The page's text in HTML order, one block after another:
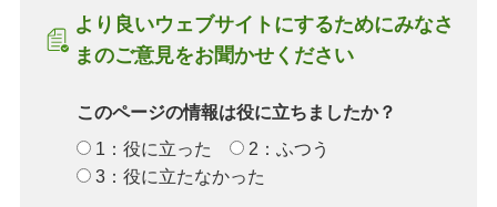
より良いウェブサイトにするためにみなさ
まのご意見をお聞かせください
このページの情報は役に立ちましたか？
1：役に立った
2：ふつう
3：役に立たなかった